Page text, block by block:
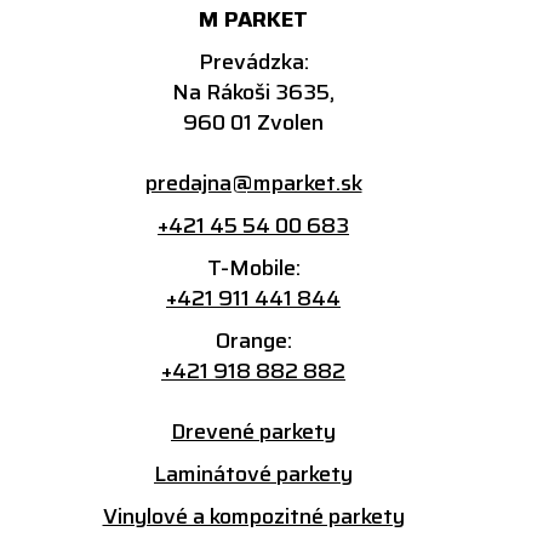
M PARKET
Prevádzka:
Na Rákoši 3635,
960 01 Zvolen
predajna@mparket.sk
+421 45 54 00 683
T-Mobile:
+421 911 441 844
Orange:
+421 918 882 882
Drevené parkety
Laminátové parkety
Vinylové a kompozitné parkety